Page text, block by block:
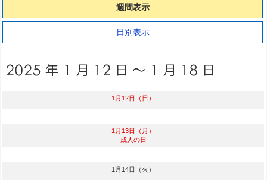
週間表示
日別表示
1月12日（日）
1月13日（月）
成人の日
1月14日（火）